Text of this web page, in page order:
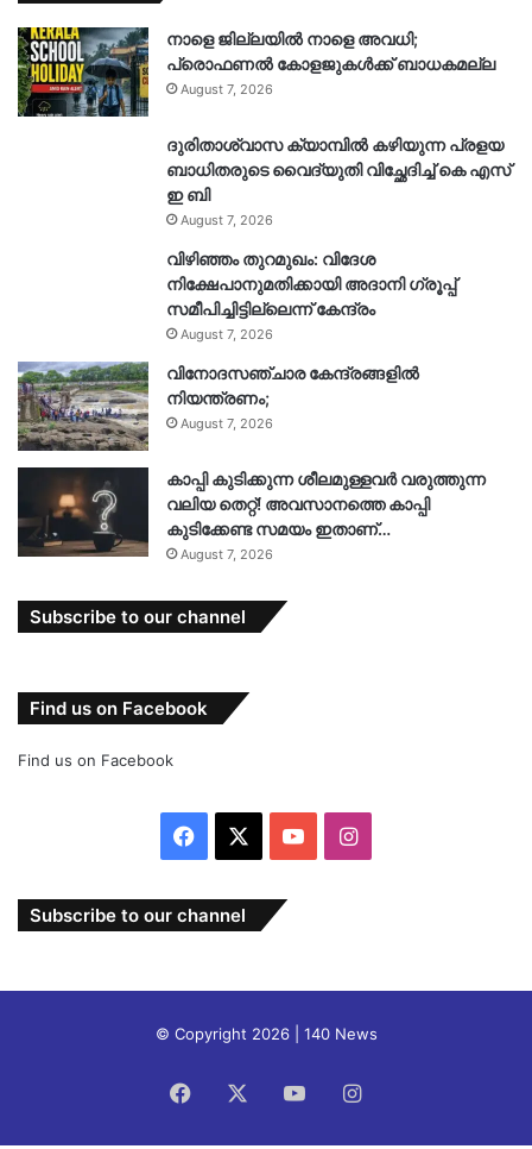
നാളെ ജില്ലയിൽ നാളെ അവധി;
പ്രൊഫണൽ കോളജുകൾക്ക് ബാധകമല്ല
August 7, 2026
ദുരിതാശ്വാസ ക്യാമ്പിൽ കഴിയുന്ന പ്രളയ
ബാധിതരുടെ വൈദ്യുതി വിച്ഛേദിച്ച് കെ എസ്
ഇ ബി
August 7, 2026
വിഴിഞ്ഞം തുറമുഖം: വിദേശ
നിക്ഷേപാനുമതിക്കായി അദാനി ഗ്രൂപ്പ്
സമീപിച്ചിട്ടില്ലെന്ന് കേന്ദ്രം
August 7, 2026
വിനോദസഞ്ചാര കേന്ദ്രങ്ങളിൽ
നിയന്ത്രണം;
August 7, 2026
കാപ്പി കുടിക്കുന്ന ശീലമുള്ളവർ വരുത്തുന്ന
വലിയ തെറ്റ്! അവസാനത്തെ കാപ്പി
കുടിക്കേണ്ട സമയം ഇതാണ്…
August 7, 2026
Subscribe to our channel
Find us on Facebook
Find us on Facebook
Facebook YouTubeInstagram
Subscribe to our channel
© Copyright 2026 | 140 News
Facebook YouTubeInstagram